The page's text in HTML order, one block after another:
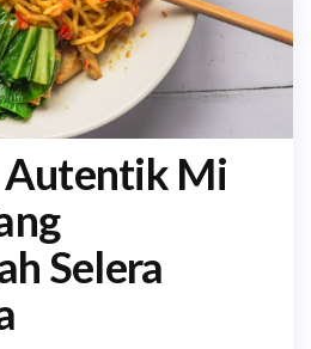
Autentik Mi
Selera